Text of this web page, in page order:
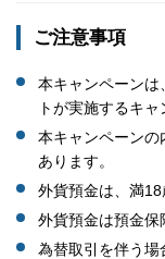
ご注意事項
本キャンペーンは
トが実施するキャ
本キャンペーンの
あります。
外貨預金は、満18
外貨預金は預金保
為替取引を伴う場